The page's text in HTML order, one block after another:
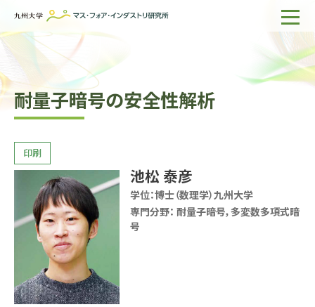
ホーム
IMIについて
組織・所員
企業の方へ
出版物一覧
サイト内検索
耐量子暗号の安全性解析
池松 泰彦
学位：博士（数理学）九州大学
専門分野： 耐量子暗号，多変数多項式暗
号